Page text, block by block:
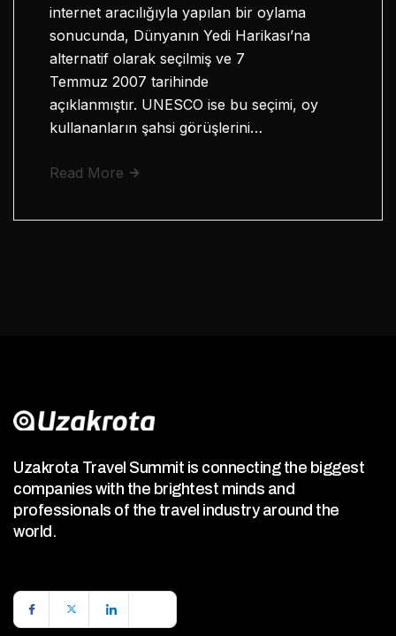
internet aracılığıyla yapılan bir oylama
sonucunda, Dünyanın Yedi Harikası’na
alternatif olarak seçilmiş ve 7
Temmuz 2007 tarihinde
açıklanmıştır. UNESCO ise bu seçimi, oy
kullananların şahsi görüşlerini…
Read More
Uzakrota Travel Summit is connecting the biggest
companies with the brightest minds and
professionals of the travel industry around the
world.